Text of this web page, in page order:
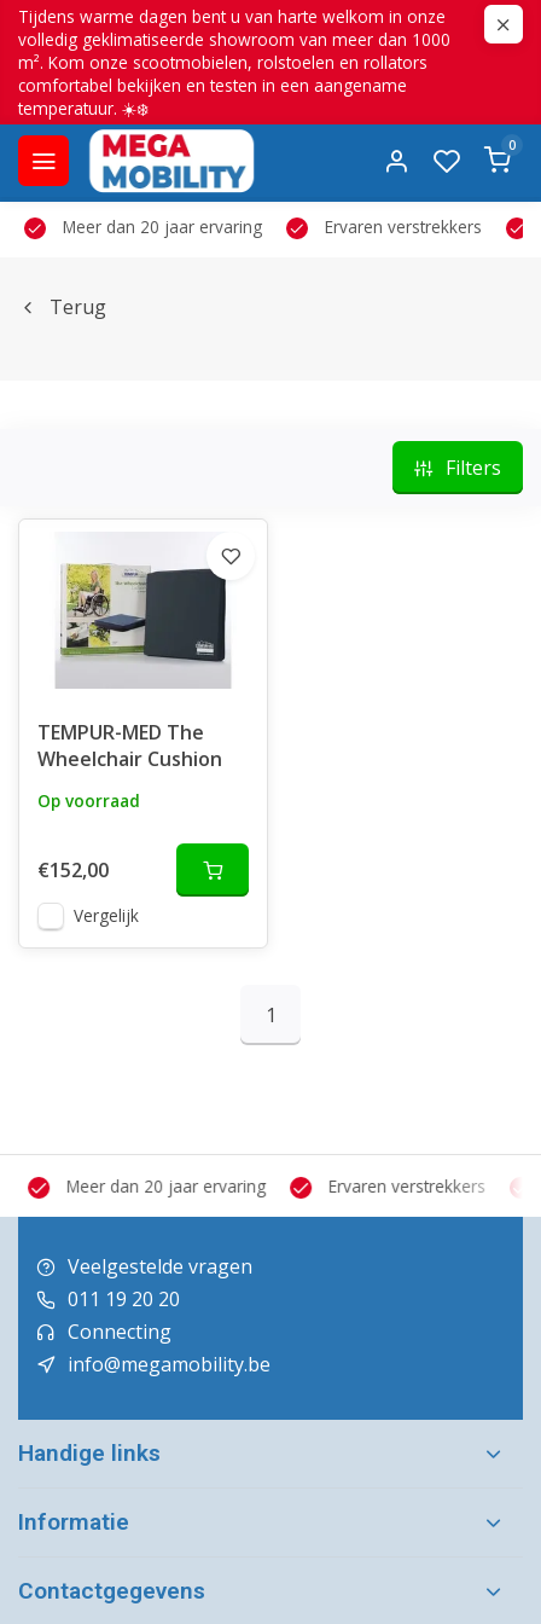
Tijdens warme dagen bent u van harte welkom in onze
volledig geklimatiseerde showroom van meer dan 1000
m². Kom onze scootmobielen, rolstoelen en rollators
comfortabel bekijken en testen in een aangename
temperatuur. ☀️❄️
0
Meer dan 20 jaar ervaring Ervaren verstrekkers
Terug
Filters
TEMPUR-MED The
Wheelchair Cushion
Op voorraad
€152,00
Vergelijk
1
Meer dan 20 jaar ervaring Ervaren verstrekkers
Veelgestelde vragen
011 19 20 20
Connecting
info@megamobility.be
Handige links
Informatie
Contactgegevens